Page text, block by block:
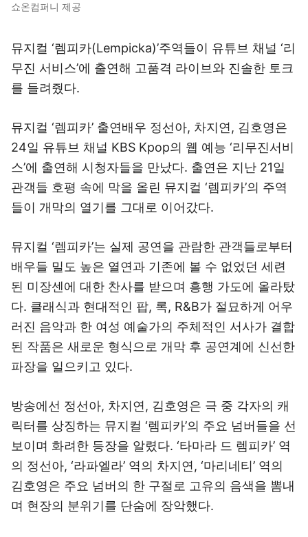
쇼온컴퍼니 제공
뮤지컬 ‘렘피카(Lempicka)’주역들이 유튜브 채널 ‘리
무진 서비스’에 출연해 고품격 라이브와 진솔한 토크
를 들려줬다.
뮤지컬 ‘렘피카’ 출연배우 정선아, 차지연, 김호영은
24일 유튜브 채널 KBS Kpop의 웹 예능 ‘리무진서비
스’에 출연해 시청자들을 만났다. 출연은 지난 21일
관객들 호평 속에 막을 올린 뮤지컬 ‘렘피카’의 주역
들이 개막의 열기를 그대로 이어갔다.
뮤지컬 ‘렘피카’는 실제 공연을 관람한 관객들로부터
배우들 밀도 높은 열연과 기존에 볼 수 없었던 세련
된 미장센에 대한 찬사를 받으며 흥행 가도에 올라탔
다. 클래식과 현대적인 팝, 록, R&B가 절묘하게 어우
러진 음악과 한 여성 예술가의 주체적인 서사가 결합
된 작품은 새로운 형식으로 개막 후 공연계에 신선한
파장을 일으키고 있다.
방송에선 정선아, 차지연, 김호영은 극 중 각자의 캐
릭터를 상징하는 뮤지컬 ‘렘피카’의 주요 넘버들을 선
보이며 화려한 등장을 알렸다. ‘타마라 드 렘피카’ 역
의 정선아, ‘라파엘라’ 역의 차지연, ‘마리네티’ 역의
김호영은 주요 넘버의 한 구절로 고유의 음색을 뽐내
며 현장의 분위기를 단숨에 장악했다.